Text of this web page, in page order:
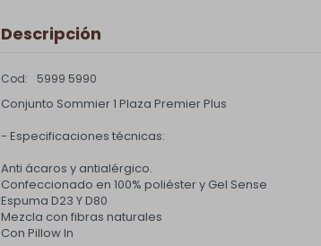
Descripción
5999 5990
Conjunto Sommier 1 Plaza Premier Plus
- Especificaciones técnicas:
Anti ácaros y antialérgico.
Confeccionado en 100% poliéster y Gel Sense
Espuma D23 Y D80
Mezcla con fibras naturales
Con Pillow In